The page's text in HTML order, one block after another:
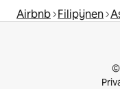
Airbnb Filipijnen
©